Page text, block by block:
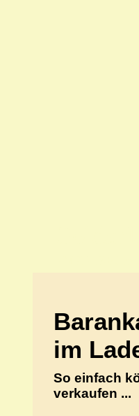
im
So einfach
verkaufen ...